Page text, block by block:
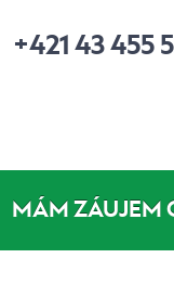
+421 43 455
MÁM ZÁUJEM